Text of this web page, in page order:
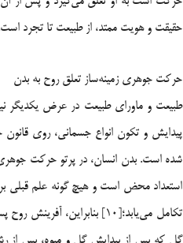
حقيقت و هويت ممتد، از طبيعت تا تجرد
حركت جوهري زمينه‌ساز تعلق روح به بدن
پيدايش و تكون انواع جسماني، روي
استعداد محض است و هيچ گونه علم قبلي
تكامل مي‌يابد؛[10]